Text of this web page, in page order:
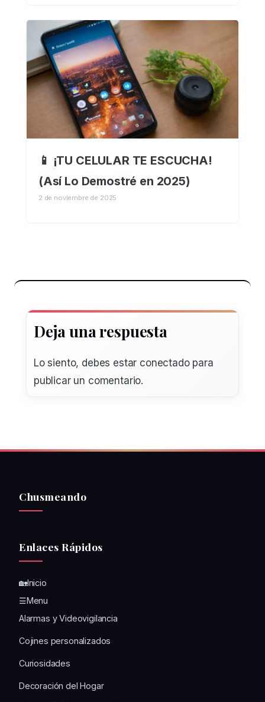
📱 ¡TU CELULAR TE ESCUCHA!
(Así Lo Demostré en 2025)
2 de noviembre de 2025
Deja una respuesta
Lo siento, debes estar conectadopara
publicar un comentario.
Chusmeando
Enlaces Rápidos
🏡Inicio
☰Menu
Alarmas y Videovigilancia
Cojines personalizados
Curiosidades
Decoración del Hogar